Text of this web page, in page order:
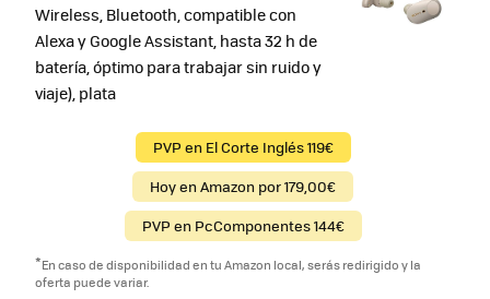
Wireless, Bluetooth, compatible con
Alexa y Google Assistant, hasta 32 h de
batería, óptimo para trabajar sin ruido y
viaje), plata
PVP en El Corte Inglés 119€
Hoy en Amazon por 179,00€
PVP en PcComponentes 144€
*En caso de disponibilidad en tu Amazon local, serás redirigido y la
oferta puede variar.